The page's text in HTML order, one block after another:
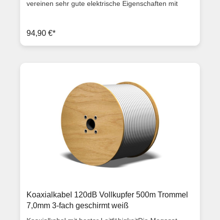
vereinen sehr gute elektrische Eigenschaften mit
durch internationale Standards wie Qualität,
Sicherheit, die Verwendung umweltfreundlicher
Materialien, um die Erwartungen des Kunden gerecht
und übersichtliche Abtrennung von Meterware
möglich. Eigenschaften Schirmmaß: 120 dB
Abschirmung: 4-fach Außendurchmesser: 7,2 mm
Außenleiterdurchmesser: 6,0 mm
Isolationsdurchmesser: 4,8 mm
Innenleiterdurchmesser: 1,1 mm CCS Aluminiumfolie:
2x kaschiert Geflecht: 1x 48 x 0,12 al Impedanz: 75 Ω
TÜV geprüft ISO 9001 RoHS-conform Meteraufdruck
auf dem Kabel Kabellänge: 500 m Farbe: weiß
Dämpfung bei 20° C auf 100 m bei 800 MHz: 17 dB
94,90 €*
Koaxialkabel 120dB Vollkupfer 500m Trommel
7,0mm 3-fach geschirmt weiß